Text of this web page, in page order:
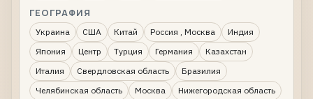
ГЕОГРАФИЯ
Украина США Китай Россия , Москва
Индия
Япония
Центр Турция Германия
Казахстан
Италия
Свердловская область
Бразилия
Челябинская область
Москва Нижегородская область